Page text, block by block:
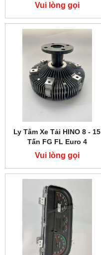
Vui lòng gọi
Ly Tâm Xe Tải HINO 8 - 15
Tấn FG FL Euro 4
Vui lòng gọi